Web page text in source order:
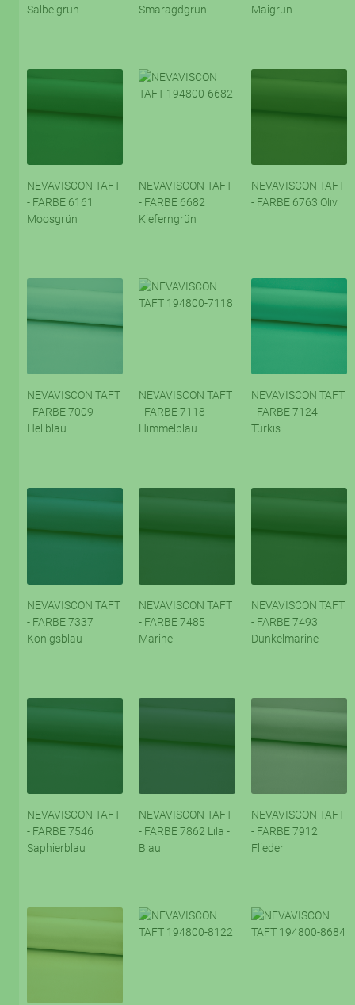
Salbeigrün
Smaragdgrün
Maigrün
NEVAVISCON TAFT
- FARBE 6161
Moosgrün
NEVAVISCON TAFT
- FARBE 6682
Kieferngrün
NEVAVISCON TAFT
- FARBE 6763 Oliv
NEVAVISCON TAFT
- FARBE 7009
Hellblau
NEVAVISCON TAFT
- FARBE 7118
Himmelblau
NEVAVISCON TAFT
- FARBE 7124
Türkis
NEVAVISCON TAFT
- FARBE 7337
Königsblau
NEVAVISCON TAFT
- FARBE 7485
Marine
NEVAVISCON TAFT
- FARBE 7493
Dunkelmarine
NEVAVISCON TAFT
- FARBE 7546
Saphierblau
NEVAVISCON TAFT
- FARBE 7862 Lila -
Blau
NEVAVISCON TAFT
- FARBE 7912
Flieder